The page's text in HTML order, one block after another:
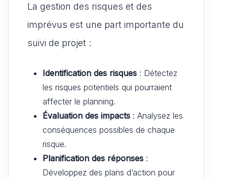
La gestion des risques et des
imprévus est une part importante du
suivi de projet :
Identification des risques : Détectez
les risques potentiels qui pourraient
affecter le planning.
Évaluation des impacts : Analysez les
conséquences possibles de chaque
risque.
Planification des réponses :
Développez des plans d’action pour